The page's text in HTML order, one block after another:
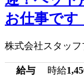
お仕事です
株式会社スタッフ
給与 時給